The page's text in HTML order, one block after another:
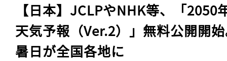
【日本】JCLPやNHK等、「2050
天気予報（Ver.2）」無料公開開
暑日が全国各地に